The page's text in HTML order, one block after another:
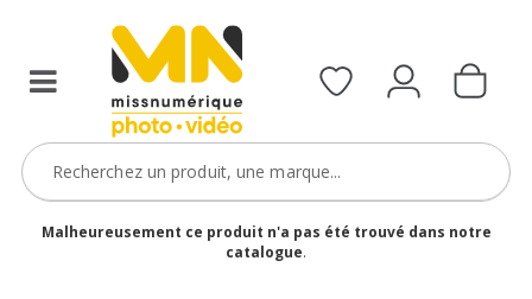
Malheureusement ce produit n'a pas été trouvé dans notre
catalogue.